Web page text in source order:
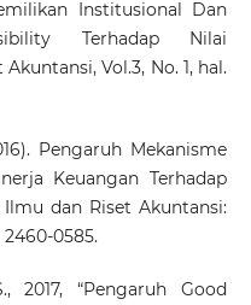
Institusional Dan
Terhadap Nilai
Vol.3, No. 1, hal.
Pengaruh Mekanisme
Keuangan Terhadap
dan Riset Akuntansi:
2460-0585.
2017, “Pengaruh Good